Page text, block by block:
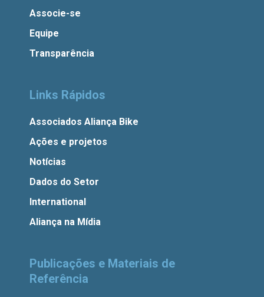
Associe-se
Equipe
Transparência
Links Rápidos
Associados Aliança Bike
Ações e projetos
Notícias
Dados do Setor
International
Aliança na Mídia
Publicações e Materiais de
Referência